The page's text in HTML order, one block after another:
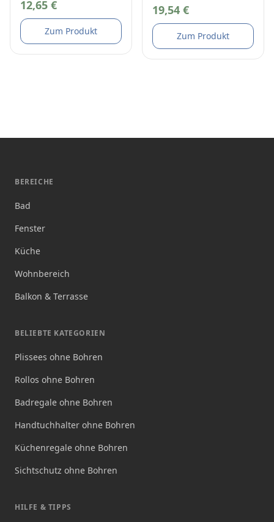
12,65 €
Zum Produkt
19,54 €
Zum Produkt
BEREICHE
Bad
Fenster
Küche
Wohnbereich
Balkon & Terrasse
BELIEBTE KATEGORIEN
Plissees ohne Bohren
Rollos ohne Bohren
Badregale ohne Bohren
Handtuchhalter ohne Bohren
Küchenregale ohne Bohren
Sichtschutz ohne Bohren
HILFE & TIPPS